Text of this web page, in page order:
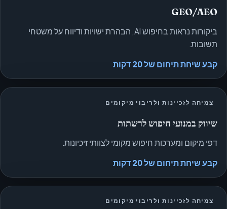
GEO/AEO
ביקורות נראות בחיפוש AI, הבהרת ישויות ודיווח על משטחי
תשובות.
קבע שיחת תיחום של 20 דקות
צמיחה לזכיינות ולריבוי מיקומים
שיווק במנועי חיפוש לרשתות
דפי מיקום ומערכות חיפוש מקומי לצוותי זיכיונות.
קבע שיחת תיחום של 20 דקות
צמיחה לזכיינות ולריבוי מיקומים